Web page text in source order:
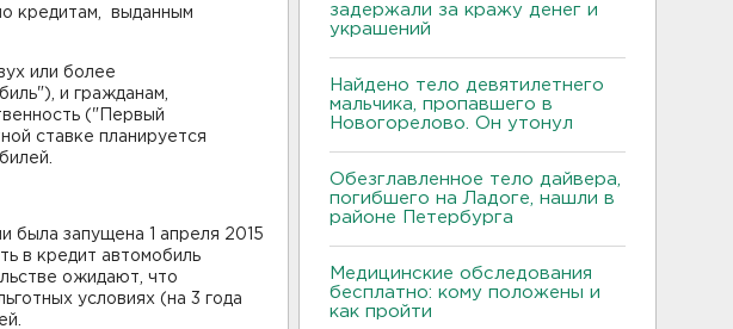
кредитам, выданным
или более
и гражданам,
("Первый
ставке планируется
была запущена 1 апреля 2015
в кредит автомобиль
ожидают, что
условиях (на 3 года
задержали за кражу денег и
украшений
Найдено тело девятилетнего
мальчика, пропавшего в
Новогорелово. Он утонул
Обезглавленное тело дайвера,
погибшего на Ладоге, нашли в
районе Петербурга
Медицинские обследования
бесплатно: кому положены и
как пройти